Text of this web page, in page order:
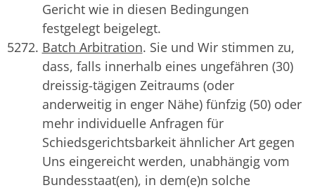
Gericht wie in diesen Bedingungen
festgelegt beigelegt.
Batch Arbitration. Sie und Wir stimmen zu,
dass, falls innerhalb eines ungefähren (30)
dreissig-tägigen Zeitraums (oder
anderweitig in enger Nähe) fünfzig (50) oder
mehr individuelle Anfragen für
Schiedsgerichtsbarkeit ähnlicher Art gegen
Uns eingereicht werden, unabhängig vom
Bundesstaat(en), in dem(e)n solche